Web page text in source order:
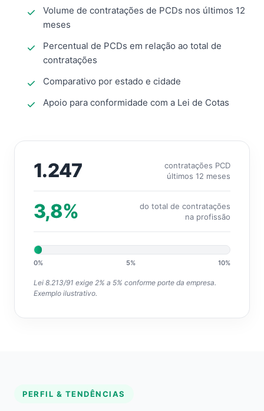
Volume de contratações de PCDs nos últimos 12
meses
Percentual de PCDs em relação ao total de
contratações
Comparativo por estado e cidade
Apoio para conformidade com a Lei de Cotas
1.247
contratações PCD
últimos 12 meses
3,8%
do total de contratações
na profissão
0% 5% 10%
Lei 8.213/91 exige 2% a 5% conforme porte da empresa.
Exemplo ilustrativo.
PERFIL & TENDÊNCIAS